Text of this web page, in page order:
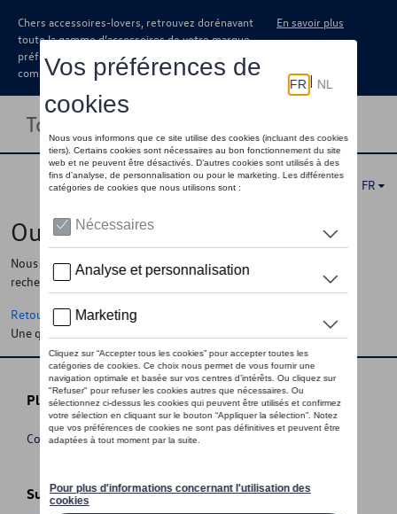
Chers accessoires-lovers, retrouvez dorénavant
toute la gamme d’accessoires de votre marque
préférée sous forme de catalogue à
commander auprès de votre concessionaire.
En savoir plus
Toggle navigation
FR
Oups !
Nous ne pouvons pas trouver la page, l'information que vous
recherchez
Retour à la homepage
Une question ?
Plus d'informations
Conditions de vente
Suivez nous